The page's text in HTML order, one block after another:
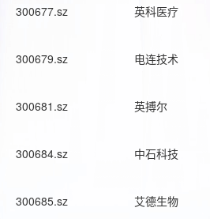
300677.sz 英科医疗
300679.sz 电连技术
300681.sz 英搏尔
300684.sz 中石科技
300685.sz 艾德生物